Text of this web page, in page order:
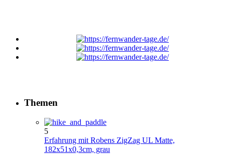
Themen
5
Erfahrung mit Robens ZigZag UL Matte,
182x51x0,3cm, grau